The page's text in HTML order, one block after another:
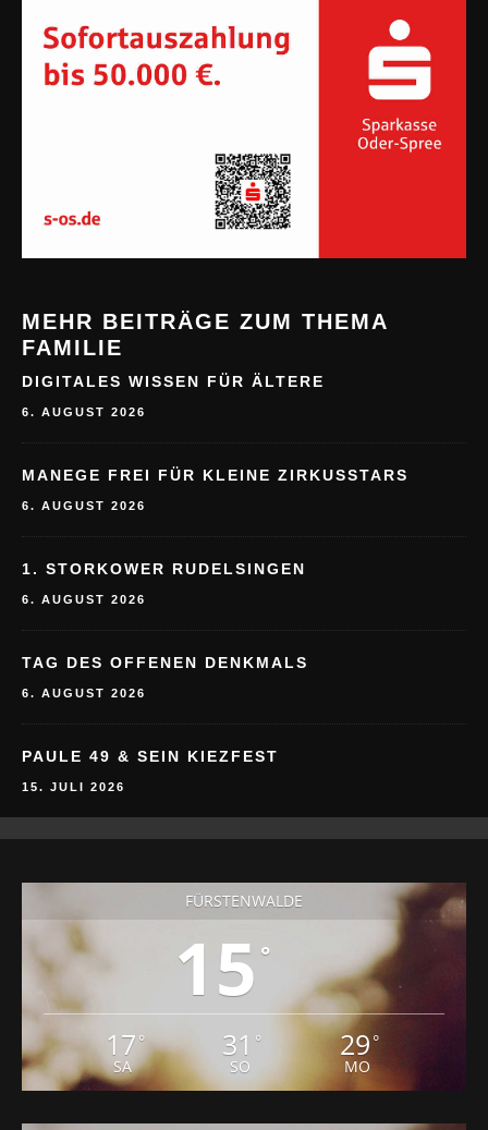
MEHR BEITRÄGE ZUM THEMA
FAMILIE
DIGITALES WISSEN FÜR ÄLTERE
6. AUGUST 2026
MANEGE FREI FÜR KLEINE ZIRKUSSTARS
6. AUGUST 2026
1. STORKOWER RUDELSINGEN
6. AUGUST 2026
TAG DES OFFENEN DENKMALS
6. AUGUST 2026
PAULE 49 & SEIN KIEZFEST
15. JULI 2026
FÜRSTENWALDE
15 °
17 °
SA
31 °
SO
29 °
MO